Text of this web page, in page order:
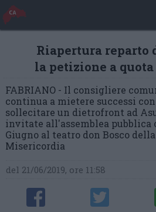
Riapertura reparto
la petizione a
FABRIANO - Il consigliere
continua a mietere successi
sollecitare un dietrofront ad
invitate all'assemblea pubblica
Giugno al teatro don Bosco
Misericordia
del 21/06/2019, ore 11:58